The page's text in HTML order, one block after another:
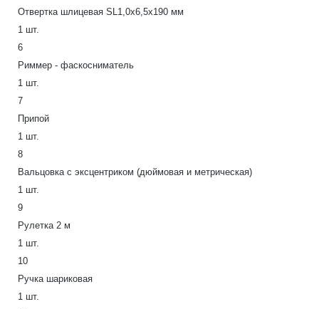
Отвертка шлицевая SL1,0х6,5х190 мм
1 шт.
6
Риммер - фаскосниматель
1 шт.
7
Припой
1 шт.
8
Вальцовка с эксцентриком (дюймовая и метрическая)
1 шт.
9
Рулетка 2 м
1 шт.
10
Ручка шариковая
1 шт.